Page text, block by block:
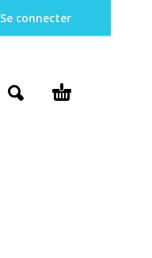
Se connecter